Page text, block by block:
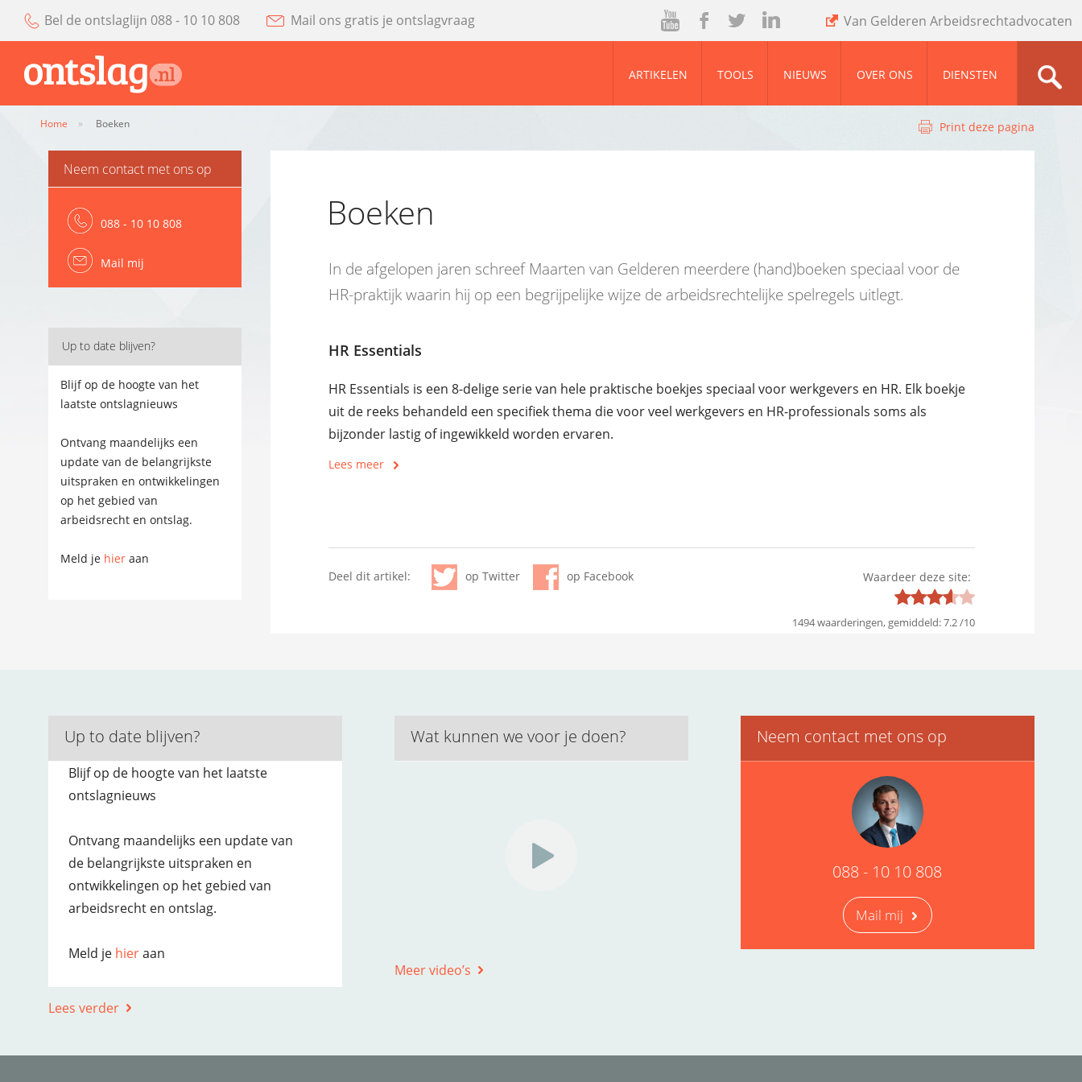
Bel de ontslaglijn 088 - 10 10 808
Mail ons gratis je ontslagvraag
ou
be
ac
k
wit
ink
Van Gelderen Arbeidsrechtadvocaten
ARTIKELEN TOOLS NIEUWS OVER ONS DIENSTEN
Home » Boeken Print deze pagina
Boeken
In de afgelopen jaren schreef Maarten van Gelderen meerdere (hand)boeken speciaal voor de
HR-praktijk waarin hij op een begrijpelijke wijze de arbeidsrechtelijke spelregels uitlegt.
HR Essentials
HR Essentials is een 8-delige serie van hele praktische boekjes speciaal voor werkgevers en HR. Elk boekje
uit de reeks behandeld een specifiek thema die voor veel werkgevers en HR-professionals soms als
bijzonder lastig of ingewikkeld worden ervaren.
Lees meer
Deel dit artikel: op Twitter op Facebook Waardeer deze site:
1494waarderingen, gemiddeld:7.2/10
Neem contact met ons op
088 - 10 10 808
Mail mij
Up to date blijven?
Blijf op de hoogte van het
laatste ontslagnieuws
Ontvang maandelijks een
update van de belangrijkste
uitspraken en ontwikkelingen
op het gebied van
arbeidsrecht en ontslag.
Meld je hieraan
Up to date blijven?
Blijf op de hoogte van het laatste
ontslagnieuws
Ontvang maandelijks een update van
de belangrijkste uitspraken en
ontwikkelingen op het gebied van
arbeidsrecht en ontslag.
Meld je hieraan
Lees verder
Wat kunnen we voor je doen?
Meer video’s
Neem contact met ons op
088 - 10 10 808
Mail mij